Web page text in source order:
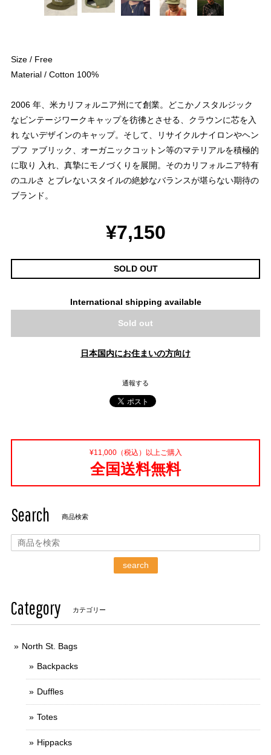
Size / Free
Material / Cotton 100%
2006 年、米カリフォルニア州にて創業。どこかノスタルジック
なビンテージワークキャップを彷彿とさせる、クラウンに芯を入
れ ないデザインのキャップ。そして、リサイクルナイロンやヘン
プフ ァブリック、オーガニックコットン等のマテリアルを積極的
に取り 入れ、真摯にモノづくりを展開。そのカリフォルニア特有
のユルさ とブレないスタイルの絶妙なバランスが堪らない期待の
ブランド。
¥7,150
SOLD OUT
International shipping available
Sold out
日本国内にお住まいの方向け
通報する
¥11,000（税込）以上ご購入
全国送料無料
Search 商品検索
search
Category カテゴリー
North St. Bags
Backpacks
Duffles
Totes
Hippacks